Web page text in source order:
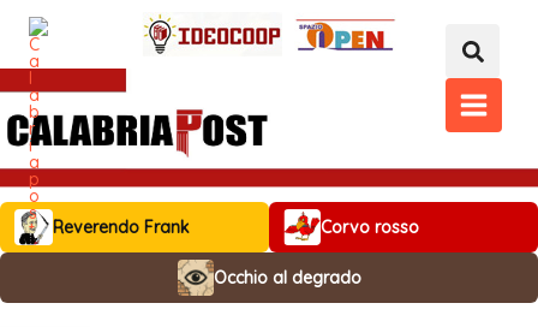
contenuto
MAIN
MENU
Reverendo Frank Corvo rosso
Occhio al degrado